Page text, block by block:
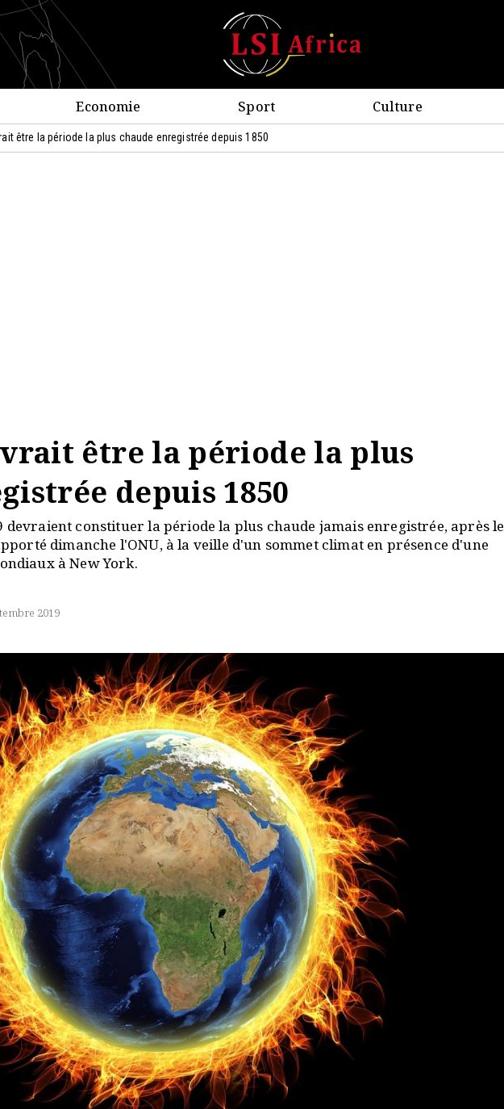
Economie Sport Culture
être la période la plus chaude enregistrée depuis 1850
être la période la plus
depuis 1850
devraient constituer la période la plus chaude jamais enregistrée, après le
dimanche l'ONU, à la veille d'un sommet climat en présence d'une
à New York.
2019